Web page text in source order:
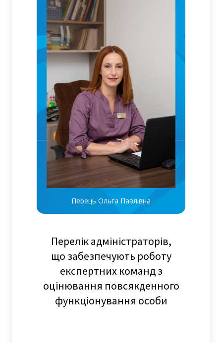
Перець Ольга Павлівна
Перелік адміністраторів,
що забезпечують роботу
експертних команд з
оцінювання повсякденного
функціонування особи